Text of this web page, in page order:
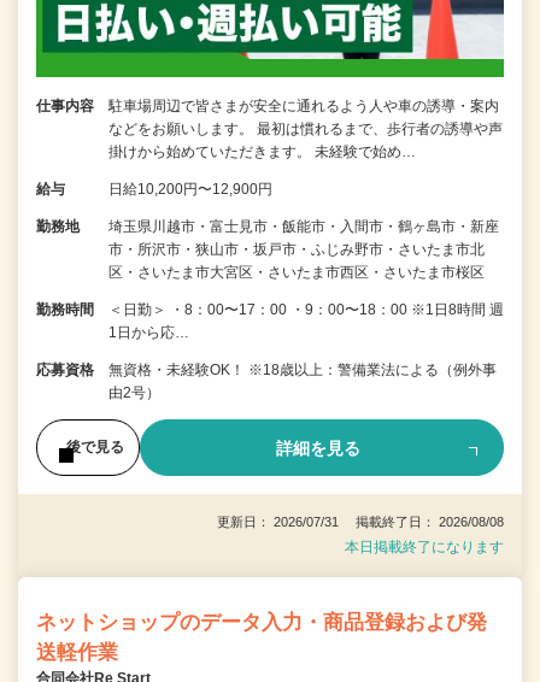
仕事内容
駐車場周辺で皆さまが安全に通れるよう人や車の誘導・案内
などをお願いします。 最初は慣れるまで、歩行者の誘導や声
掛けから始めていただきます。 未経験で始め…
給与 日給10,200円〜12,900円
勤務地
埼玉県川越市・富士見市・飯能市・入間市・鶴ヶ島市・新座
市・所沢市・狭山市・坂戸市・ふじみ野市・さいたま市北
区・さいたま市大宮区・さいたま市西区・さいたま市桜区
勤務時間
＜日勤＞ ・8：00〜17：00 ・9：00〜18：00 ※1日8時間 週
1日から応…
応募資格
無資格・未経験OK！ ※18歳以上：警備業法による（例外事
由2号）
後で見る 詳細を見る
更新日： 2026/07/31 掲載終了日： 2026/08/08
本日掲載終了になります
ネットショップのデータ入力・商品登録および発
送軽作業
合同会社Re Start